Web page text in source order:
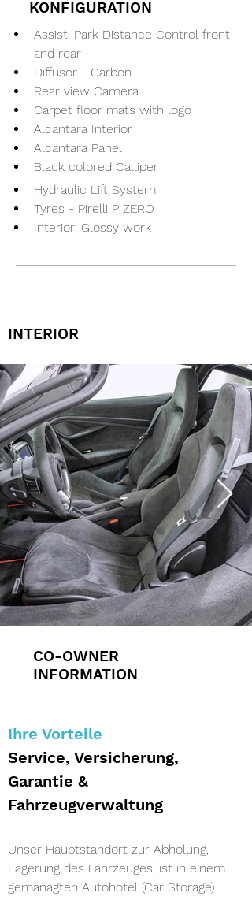
KONFIGURATION
Assist: Park Distance Control front
and rear
Diffusor - Carbon
Rear view Camera
Carpet floor mats with logo
Alcantara Interior
Alcantara Panel
Black colored Calliper
Hydraulic Lift System
Tyres - Pirelli P ZERO
Interior: Glossy work
INTERIOR
CO-OWNER
INFORMATION
Ihre Vorteile
Service, Versicherung,
Garantie &
Fahrzeugverwaltung
Unser Hauptstandort zur Abholung,
Lagerung des Fahrzeuges, ist in einem
gemanagten Autohotel (Car Storage)